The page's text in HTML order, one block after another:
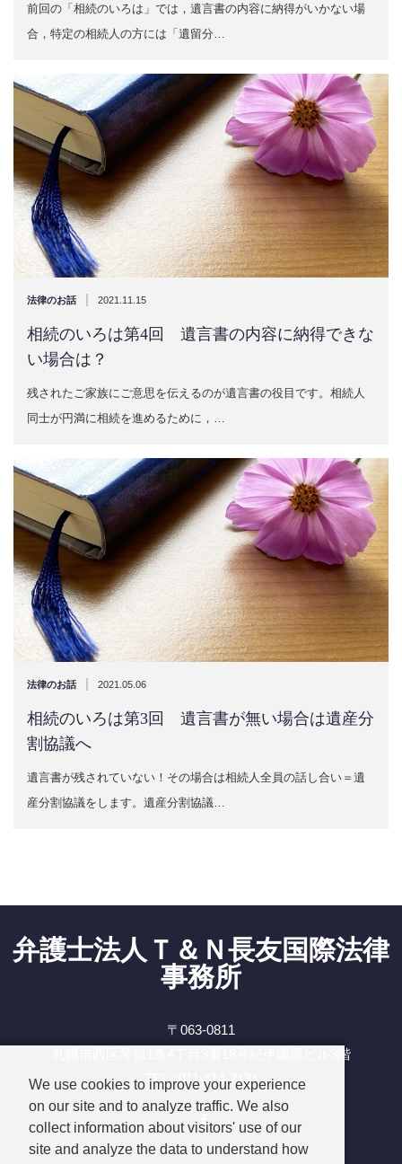
前回の「相続のいろは」では，遺言書の内容に納得がいかない場
合，特定の相続人の方には「遺留分…
法律のお話 | 2021.11.15
相続のいろは第4回 遺言書の内容に納得できな
い場合は？
残されたご家族にご意思を伝えるのが遺言書の役目です。相続人
同士が円満に相続を進めるために，…
法律のお話 | 2021.05.06
相続のいろは第3回 遺言書が無い場合は遺産分
割協議へ
遺言書が残されていない！その場合は相続人全員の話し合い＝遺
産分割協議をします。遺産分割協議…
弁護士法人Ｔ＆Ｎ長友国際法律
事務所
〒063-0811
札幌市西区琴似1条4丁目3番18号紀伊國屋ビル3階
TEL : 011-614-2131
Facebook
We use cookies to improve your experience
on our site and to analyze traffic. We also
collect information about visitors' use of our
site and analyze the data to understand how